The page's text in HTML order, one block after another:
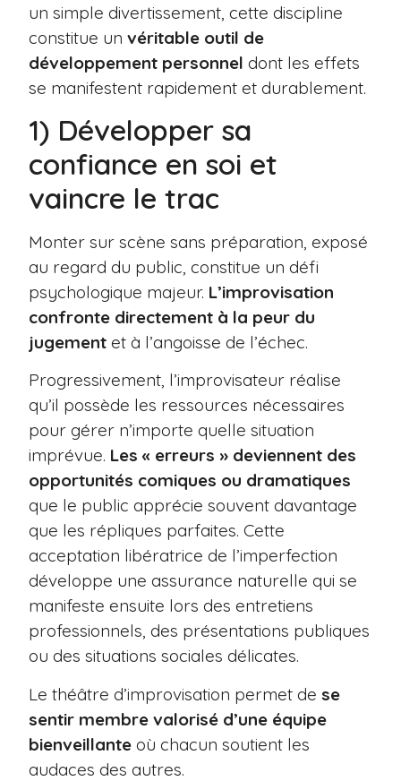
un simple divertissement, cette discipline
constitue unvéritable outil de
développement personnel dont les effets
se manifestent rapidement et durablement.
1) Développer sa
confiance en soi et
vaincre le trac
Monter sur scène sans préparation, exposé
au regard du public, constitue un défi
psychologique majeur. L’improvisation
confronte directement à la peur du
jugement et à l’angoisse de l’échec.
Progressivement, l’improvisateur réalise
qu’il possède les ressources nécessaires
pour gérer n’importe quelle situation
imprévue. Les « erreurs » deviennent des
opportunités comiques ou dramatiques
que le public apprécie souvent davantage
que les répliques parfaites. Cette
acceptation libératrice de l’imperfection
développe une assurance naturelle qui se
manifeste ensuite lors des entretiens
professionnels, des présentations publiques
ou des situations sociales délicates.
Le théâtre d’improvisation permet dese
sentir membre valorisé d’une équipe
bienveillante où chacun soutient les
audaces des autres.